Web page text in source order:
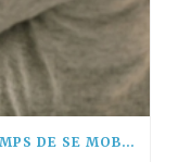
SECOURISME EN LIGNE, IL EST TEMPS DE SE MOBILISER !